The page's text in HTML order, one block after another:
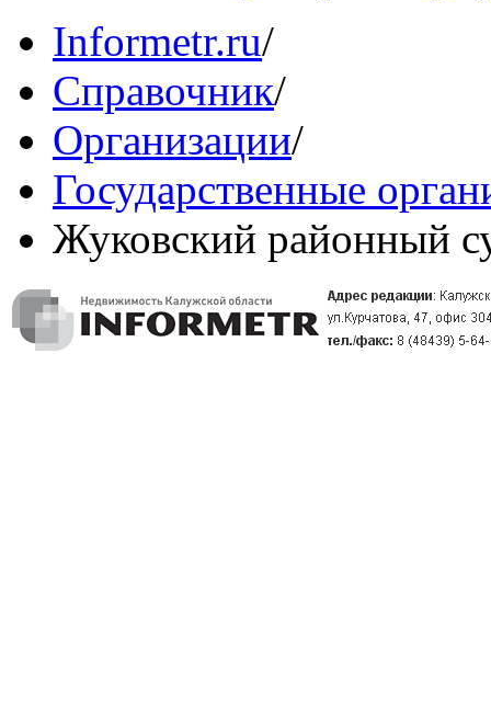
Informetr.ru/
Справочник/
Организации/
Государственные
Жуковский районный